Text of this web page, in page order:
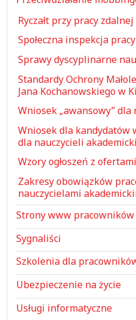
Ryczałt przy pracy zdalnej
Społeczna inspekcja pracy
Sprawy dyscyplinarne
Standardy Ochrony
Jana Kochanowskiego w
Wniosek „awansowy”
Wniosek dla kandydatów
dla nauczycieli
Wzory ogłoszeń z
Zakresy obowiązków
nauczycielami
Strony www pracowników
Sygnaliści
Szkolenia dla
Ubezpieczenie na życie
Usługi informatyczne